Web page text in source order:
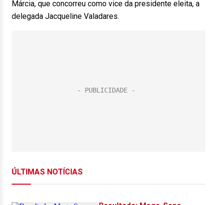
Márcia, que concorreu como vice da presidente eleita, a
delegada Jacqueline Valadares.